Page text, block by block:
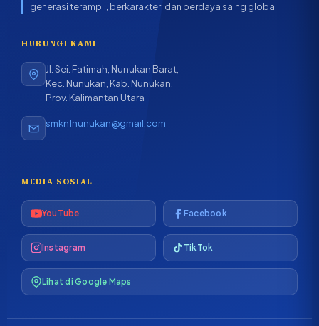
generasi terampil, berkarakter, dan berdaya saing global.
HUBUNGI KAMI
Jl. Sei. Fatimah, Nunukan Barat,
Kec. Nunukan, Kab. Nunukan,
Prov. Kalimantan Utara
smkn1nunukan@gmail.com
MEDIA SOSIAL
YouTube Facebook
Instagram TikTok
Lihat di Google Maps